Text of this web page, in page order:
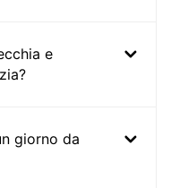
e
giorno da